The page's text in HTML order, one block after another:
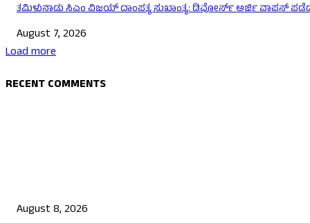
ತಮಿಳುನಾಡು ಸಿಎಂ ವಿಜಯ್‌ ದಾಂಪತ್ಯ ಸುಖಾಂತ್ಯ: ಡಿವೋರ್ಸ್‌ ಅರ್ಜಿ ವಾಪಸ್‌
August 7, 2026
Load more
RECENT COMMENTS
August 8, 2026